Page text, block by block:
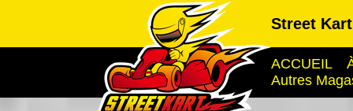
Street
ACCUEIL
Autres